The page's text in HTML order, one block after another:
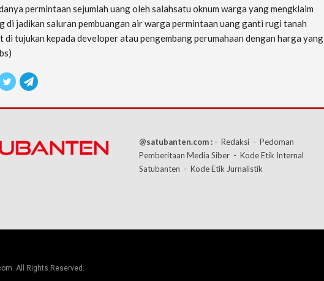
permintaan sejumlah uang oleh salahsatu oknum warga yang mengklaim
di jadikan saluran pembuangan air warga permintaan uang ganti rugi tanah
di tujukan kepada developer atau pengembang perumahaan dengan harga yang
@satubanten.com : - Redaksi - Pedoman
Pemberitaan Media Siber - Kode Etik Internal
Satubanten - Kode Etik Jurnalistik
All Rights Reserved.